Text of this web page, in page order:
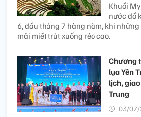
Khuổi
nước đổ
6, đầu tháng 7 hàng năm, khi
mải miết trút xuống rẻo cao.
Chương
lụa Yên
lịch,
Trung
03/07/